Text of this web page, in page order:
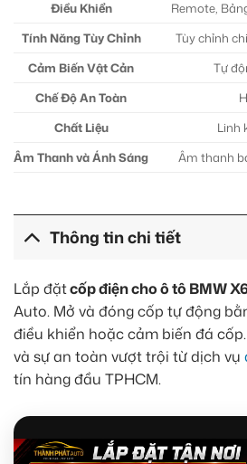
Điều Khiển
Remote,
Tính Năng Tùy Chỉnh
Tùy chỉnh
Cảm Biến Vật Cản
Tự
Chế Độ An Toàn
Chất Liệu
Linh
Âm Thanh và Ánh Sáng
Âm thanh
Thông tin chi tiết
Lắp đặtcốp điện cho ô tô BMW
Auto. Mở và đóng cốp tự động
điều khiển hoặc cảm biến đá
và sự an toàn vượt trội từ dịch vụ
tín hàng đầu TPHCM.